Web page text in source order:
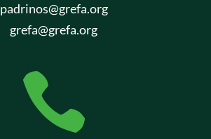
padrinos@grefa.org
grefa@grefa.org
